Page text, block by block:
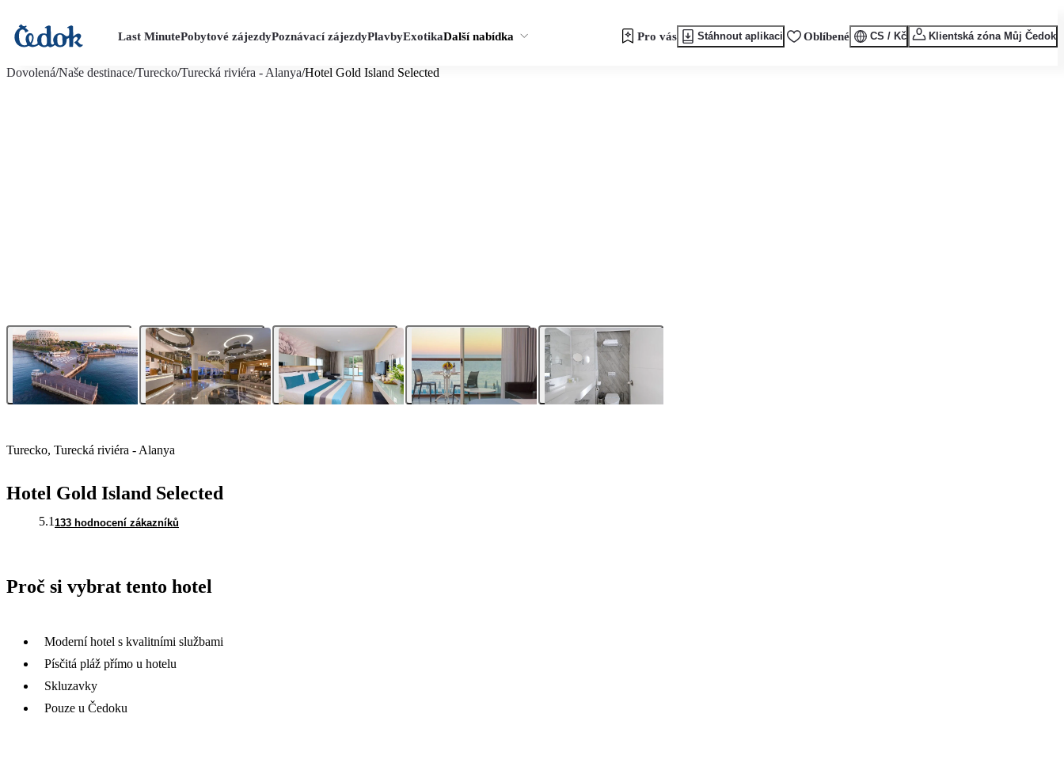
Last MinutePobytové zájezdyPoznávací zájezdyPlavbyExotikaDalší nabídka Pro vás Stáhnout aplikaci Oblíbené CS / Kč Klientská zóna Můj Čedok
Dovolená/Naše destinace/Turecko/Turecká riviéra - Alanya/Hotel Gold Island Selected
Turecko, Turecká riviéra - Alanya
Hotel Gold Island Selected
5.1 133 hodnocení zákazníků
Proč si vybrat tento hotel
Moderní hotel s kvalitními službami
Písčitá pláž přímo u hotelu
Skluzavky
Pouze u Čedoku